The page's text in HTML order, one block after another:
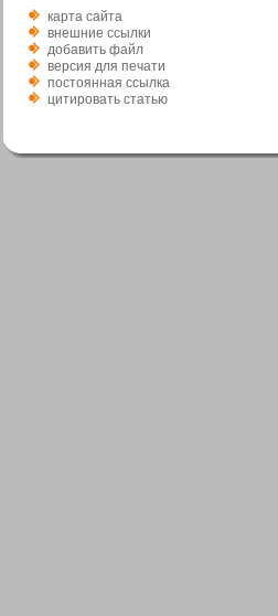
карта сайта
внешние ссылки
добавить файл
версия для печати
постоянная ссылка
цитировать статью